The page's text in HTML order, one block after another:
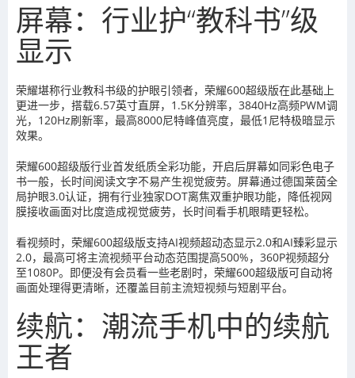
屏幕：行业护“教科书”级
显示
荣耀堪称行业教科书级的护眼引领者，荣耀600超级版在此基础上
更进一步，搭载6.57英寸直屏，1.5K分辨率，3840Hz高频PWM调
光，120Hz刷新率，最高8000尼特峰值亮度，最低1尼特极暗显示
效果。
荣耀600超级版行业首发纸质全彩功能，开启后屏幕如同彩色电子
书一般，长时间阅读文字不易产生视觉疲劳。屏幕通过德国莱茵全
局护眼3.0认证，拥有行业独家DOT离焦双重护眼功能，降低视网
膜接收画面对比度造成视觉疲劳，长时间看手机眼睛更轻松。
看视频时，荣耀600超级版支持AI视频超动态显示2.0和AI臻彩显示
2.0，最高可将主流视频平台动态范围提高500%，360P视频超分
至1080P。即便没有会员看一些老剧时，荣耀600超级版可自动将
画面处理得更清晰，还覆盖目前主流短视频与短剧平台。
续航：潮流手机中的续航
王者